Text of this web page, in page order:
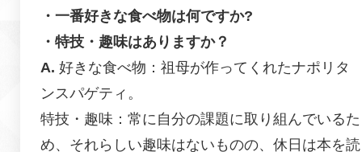
・一番好きな食べ物は何ですか?
・特技・趣味はありますか？
好きな食べ物：祖母が作ってくれたナポリタ
ンスパゲティ。
特技・趣味：常に自分の課題に取り組んでいるた
め、それらしい趣味はないものの、休日は本を読